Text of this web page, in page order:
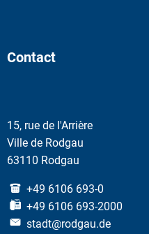
Contact
15, rue de l'Arrière
Ville de Rodgau
63110 Rodgau
+49 6106 693-0
+49 6106 693-2000
stadt@rodgau.de